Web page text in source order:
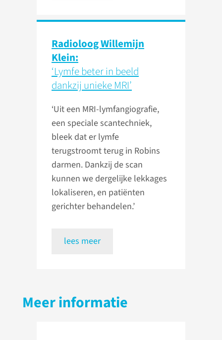
Radioloog Willemijn
Klein:
‘Lymfe beter in beeld
dankzij unieke MRI’
‘Uit een MRI-lymfangiografie,
een speciale scantechniek,
bleek dat er lymfe
terugstroomt terug in Robins
darmen. Dankzij de scan
kunnen we dergelijke lekkages
lokaliseren, en patiënten
gerichter behandelen.’
lees meer
Meer informatie